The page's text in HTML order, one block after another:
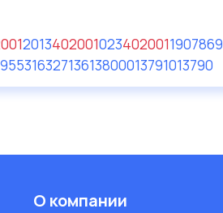
20134020010234020011907869
95531632713613800013791013790
О компании